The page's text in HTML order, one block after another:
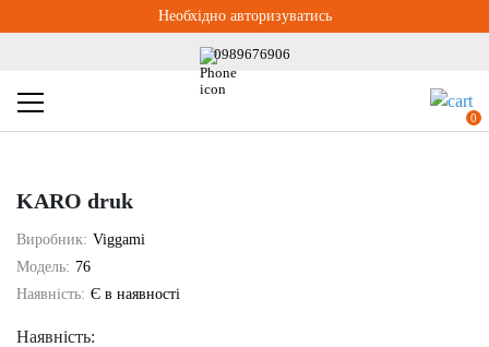
Необхідно авторизуватись
0989676906
0
KARO druk
Виробник: Viggami
Модель: 76
Наявність: Є в наявності
Наявність: